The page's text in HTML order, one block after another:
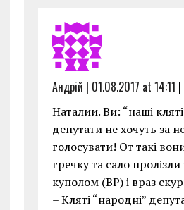
Андрiй | 01.08.2017 at 14:11 |
Наталии. Ви: “наші
депутати не хочуть за
голосувати! От такі
гречку та сало
куполом (ВР) і враз
– Кляті “народні”